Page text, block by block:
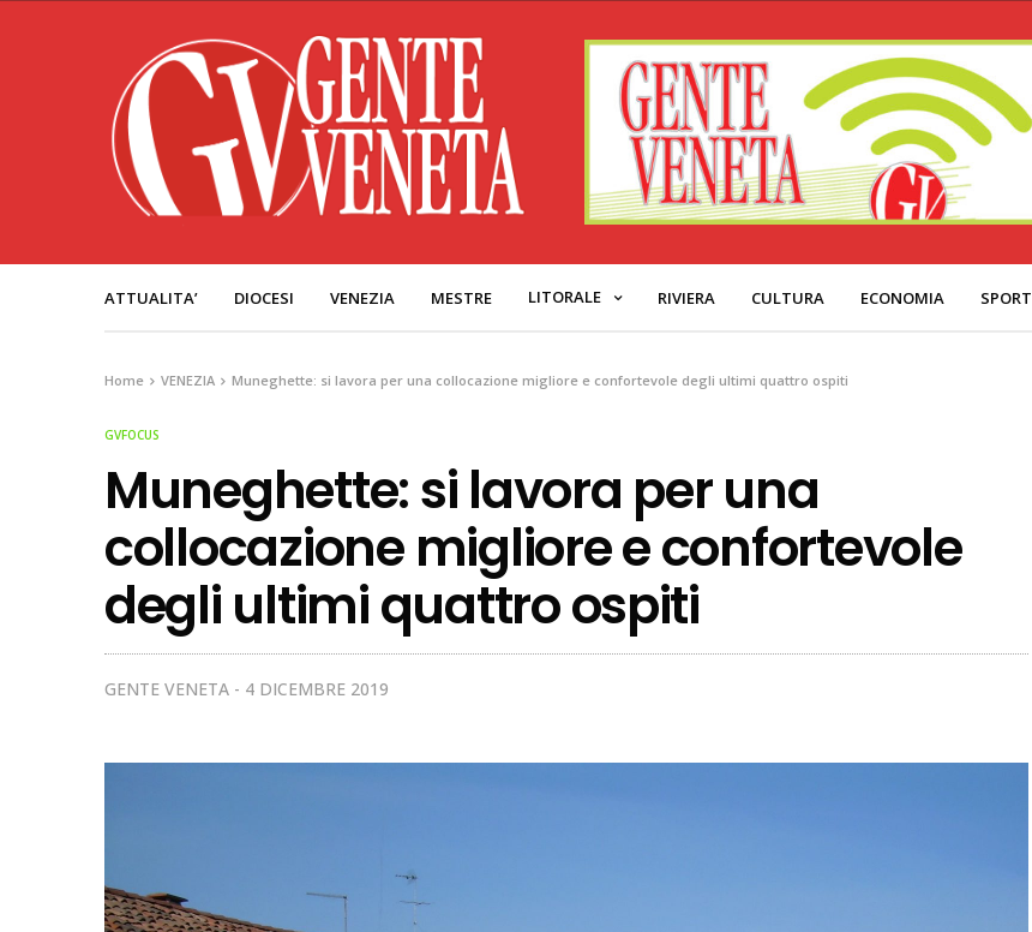
ATTUALITA’ DIOCESI VENEZIA MESTRE LITORALE RIVIERA CULTURA ECONOMIA SPORT
Home VENEZIA Muneghette: si lavora per una collocazione migliore e confortevole degli ultimi quattro ospiti
GVFOCUS
Muneghette: si lavora per una
collocazione migliore e confortevole
degli ultimi quattro ospiti
GENTE VENETA 4 DICEMBRE 2019